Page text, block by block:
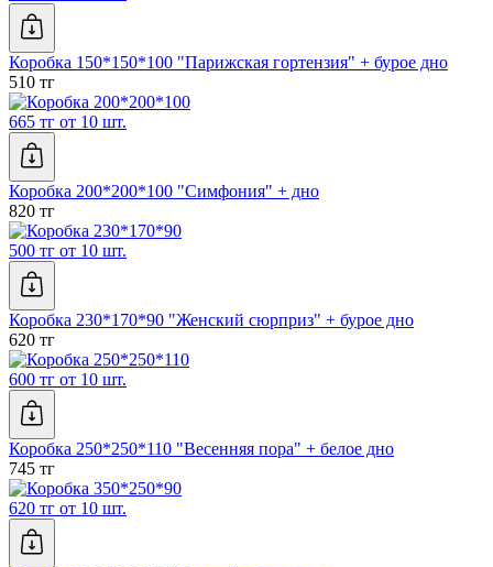
Коробка 150*150*100 "Парижская гортензия" + бурое дно
510 тг
665 тг от 10 шт.
Коробка 200*200*100 "Симфония" + дно
820 тг
500 тг от 10 шт.
Коробка 230*170*90 "Женский сюрприз" + бурое дно
620 тг
600 тг от 10 шт.
Коробка 250*250*110 "Весенняя пора" + белое дно
745 тг
620 тг от 10 шт.